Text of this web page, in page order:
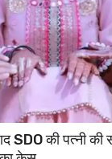
SDO की पत्नी की